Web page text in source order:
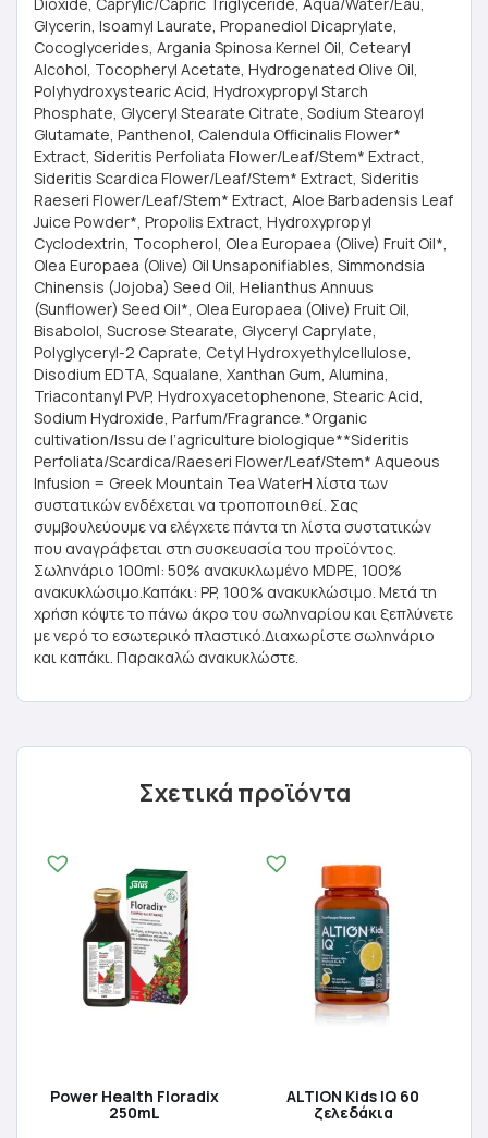
Glycerin, Isoamyl Laurate, Propanediol Dicaprylate,
Cocoglycerides, Argania Spinosa Kernel Oil, Cetearyl
Alcohol, Tocopheryl Acetate, Hydrogenated Olive Oil,
Polyhydroxystearic Acid, Hydroxypropyl Starch
Phosphate, Glyceryl Stearate Citrate, Sodium Stearoyl
Glutamate, Panthenol, Calendula Officinalis Flower*
Extract, Sideritis Perfoliata Flower/Leaf/Stem* Extract,
Sideritis Scardica Flower/Leaf/Stem* Extract, Sideritis
Raeseri Flower/Leaf/Stem* Extract, Aloe Barbadensis Leaf
Juice Powder*, Propolis Extract, Hydroxypropyl
Cyclodextrin, Tocopherol, Olea Europaea (Olive) Fruit Oil*,
Olea Europaea (Olive) Oil Unsaponifiables, Simmondsia
Chinensis (Jojoba) Seed Oil, Helianthus Annuus
(Sunflower) Seed Oil*, Olea Europaea (Olive) Fruit Oil,
Bisabolol, Sucrose Stearate, Glyceryl Caprylate,
Polyglyceryl-2 Caprate, Cetyl Hydroxyethylcellulose,
Disodium EDTA, Squalane, Xanthan Gum, Alumina,
Triacontanyl PVP, Hydroxyacetophenone, Stearic Acid,
Sodium Hydroxide, Parfum/Fragrance.*Organic
cultivation/Issu de l’agriculture biologique**Sideritis
Perfoliata/Scardica/Raeseri Flower/Leaf/Stem* Aqueous
Infusion = Greek Mountain Tea WaterΗ λίστα των
συστατικών ενδέχεται να τροποποιηθεί. Σας
συμβουλεύουμε να ελέγχετε πάντα τη λίστα συστατικών
που αναγράφεται στη συσκευασία του προϊόντος.
Σωληνάριο 100ml: 50% ανακυκλωμένο MDPE, 100%
ανακυκλώσιμο.Καπάκι: PP, 100% ανακυκλώσιμο. Μετά τη
χρήση κόψτε το πάνω άκρο του σωληναρίου και ξεπλύνετε
με νερό το εσωτερικό πλαστικό.Διαχωρίστε σωληνάριο
και καπάκι. Παρακαλώ ανακυκλώστε.
Σχετικά προϊόντα
Power Health Floradix
250mL
ALTION Kids IQ 60
ζελεδάκια